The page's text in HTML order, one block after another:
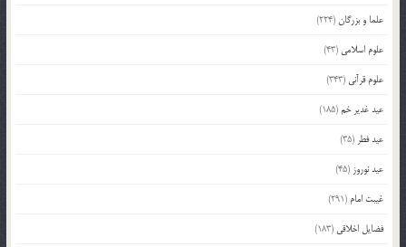
علما و بزرگان(224)
علوم اسلامی (43)
علوم قرآنی (343)
عید غدیر خم(185)
عید فطر (35)
عید نوروز (45)
غیبت امام (291)
فضایل اخلاقی (183)